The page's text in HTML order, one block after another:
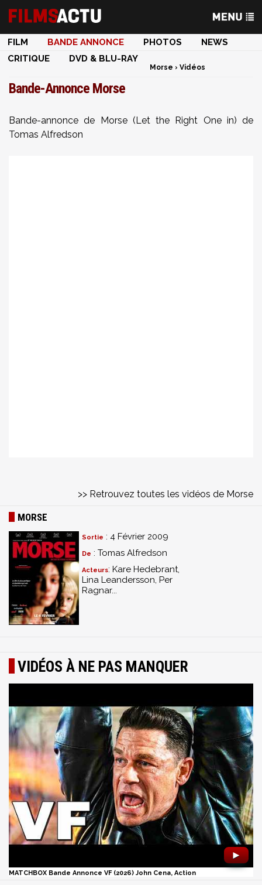
FILM BANDE ANNONCE PHOTOS
NEWS
CRITIQUE
DVD & BLU-RAY
Morse › Vidéos
Bande-Annonce Morse
Bande-annonce de Morse (Let the Right One in) de
Tomas Alfredson
>> Retrouvez toutes les vidéos de Morse
MORSE
Sortie : 4 Février 2009
De : Tomas Alfredson
Acteurs: Kare Hedebrant,
Lina Leandersson, Per
Ragnar...
VIDÉOS À NE PAS MANQUER
►
MATCHBOX Bande Annonce VF (2026) John Cena, Action